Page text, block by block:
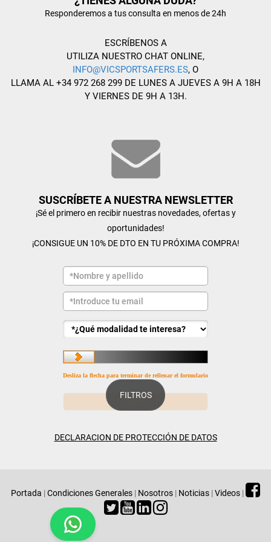
FILTROS
Responderemos a tus consulta en menos de 24h
ESCRÍBENOS A
UTILIZA NUESTRO CHAT ONLINE,
INFO@VICSPORTSAFERS.ES, O
LLAMA AL +34 972 268 299 DE LUNES A JUEVES A 9H A 18H
Y VIERNES DE 9H A 13H.
SUSCRÍBETE A NUESTRA NEWSLETTER
¡Sé el primero en recibir nuestras novedades, ofertas y
oportunidades!
¡CONSIGUE UN 10% DE DTO EN TU PRÓXIMA COMPRA!
Desliza la flecha para terminar de rellenar el formulario
DECLARACION DE PROTECCIÓN DE DATOS
Portada |Condiciones Generales | Nosotros | Noticias |Videos |